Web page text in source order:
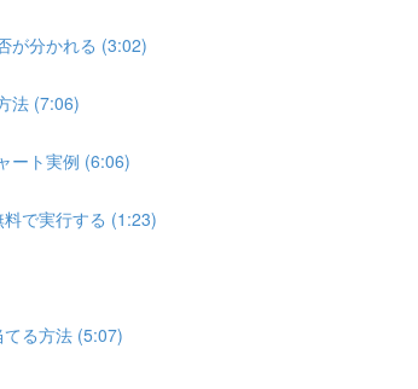
が分かれる (3:02)
法 (7:06)
ート実例 (6:06)
で実行する (1:23)
る方法 (5:07)